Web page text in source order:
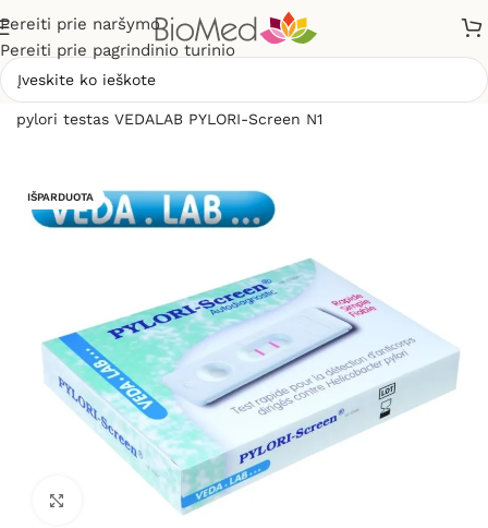
Pereiti prie naršymo
Pereiti prie pagrindinio turinio
pylori testas VEDALAB PYLORI-Screen N1
IŠPARDUOTA
Spustelėkite, kad padidintumėte